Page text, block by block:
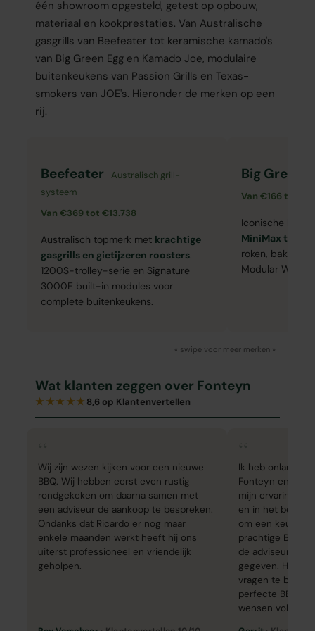
één showroom opgesteld, getest op opbouw,
materiaal en kookprestaties. Van Australische
gasgrills van Beefeater tot keramische kamado's
van Big Green Egg en Kamado Joe, modulaire
buitenkeukens van Passion Grills en Texas-
smokers van JOE's. Hieronder de merken op een
rij.
Beefeater
Australisch grill-
systeem
Van €369 tot €13.738
Australisch topmerk met krachtige
gasgrills en gietijzeren roosters.
1200S-trolley-serie en Signature
3000E built-in modules voor
complete buitenkeukens.
Big Green
Van €166 tot
Iconische
MiniMax tot
roken, bakken
Modular
« swipe voor meer merken »
Wat klanten zeggen over Fonteyn
★★★★★ 8,6 op Klantenvertellen
Wij zijn wezen kijken voor een nieuwe
BBQ. Wij hebben eerst even rustig
rondgekeken om daarna samen met
een adviseur de aankoop te bespreken.
Ondanks dat Ricardo er nog maar
enkele maanden werkt heeft hij ons
uiterst professioneel en vriendelijk
geholpen.
Ik heb onlangs
Fonteyn en ik
mijn ervaring.
en in het begin
om een keuze
prachtige BBQS.
de adviseur, mij
gegeven. Hij
vragen te
perfecte BBQ te
wensen voldeed.